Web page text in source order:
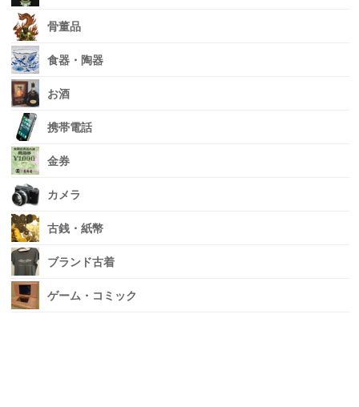
骨董品
食器・陶器
お酒
携帯電話
金券
カメラ
古銭・紙幣
ブランド古着
ゲーム・コミック